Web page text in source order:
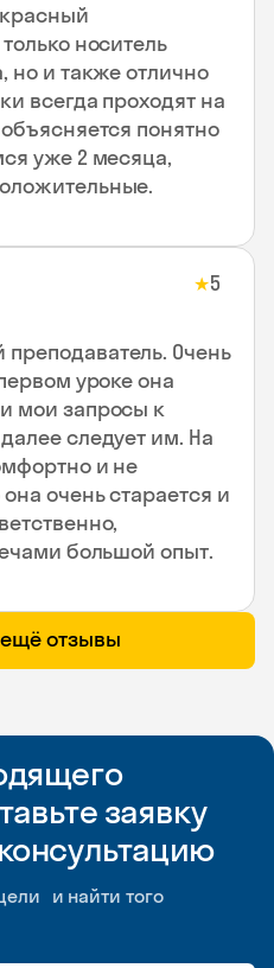
носитель
но и также отлично
всегда проходят на
понятно
уже 2 месяца,
★5
Очень
уроке она
мои запросы к
следует им. На
и не
очень старается и
большой опыт.
ещё отзывы
заявку
и найти того